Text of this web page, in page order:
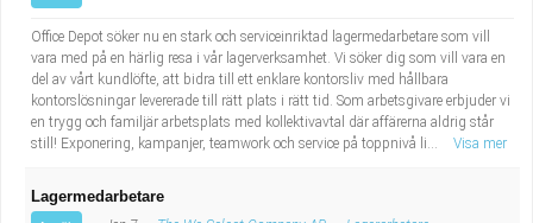
Office Depot söker nu en stark och serviceinriktad lagermedarbetare som vill
vara med på en härlig resa i vår lagerverksamhet. Vi söker dig som vill vara en
del av vårt kundlöfte, att bidra till ett enklare kontorsliv med hållbara
kontorslösningar levererade till rätt plats i rätt tid. Som arbetsgivare erbjuder vi
en trygg och familjär arbetsplats med kollektivavtal där affärerna aldrig står
still! Exponering, kampanjer, teamwork och service på toppnivå li...
Visa mer
Lagermedarbetare